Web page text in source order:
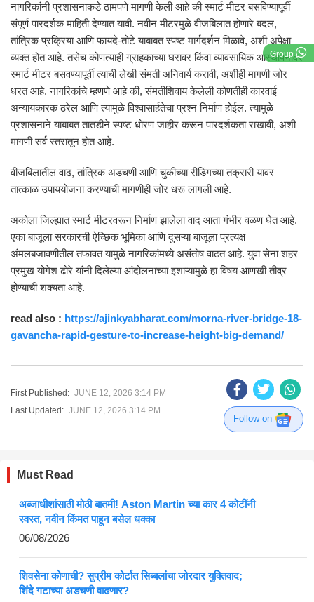
Group
नागरिकांनी प्रशासनाकडे ठामपणे मागणी केली आहे की स्मार्ट मीटर बसविण्यापूर्वी
संपूर्ण पारदर्शक माहिती देण्यात यावी. नवीन मीटरमुळे वीजबिलात होणारे बदल,
तांत्रिक प्रक्रिया आणि फायदे-तोटे याबाबत स्पष्ट मार्गदर्शन मिळावे, अशी अपेक्षा
व्यक्त होत आहे. तसेच कोणत्याही ग्राहकाच्या घरावर किंवा व्यावसायिक आस्थापनावर
स्मार्ट मीटर बसवण्यापूर्वी त्याची लेखी संमती अनिवार्य करावी, अशीही मागणी जोर
धरत आहे. नागरिकांचे म्हणणे आहे की, संमतीशिवाय केलेली कोणतीही कारवाई
अन्यायकारक ठरेल आणि त्यामुळे विश्वासार्हतेचा प्रश्न निर्माण होईल. त्यामुळे
प्रशासनाने याबाबत तातडीने स्पष्ट धोरण जाहीर करून पारदर्शकता राखावी, अशी
मागणी सर्व स्तरातून होत आहे.
वीजबिलातील वाढ, तांत्रिक अडचणी आणि चुकीच्या रीडिंगच्या तक्रारी यावर
तात्काळ उपाययोजना करण्याची मागणीही जोर धरू लागली आहे.
अकोला जिल्ह्यात स्मार्ट मीटरवरून निर्माण झालेला वाद आता गंभीर वळण घेत आहे.
एका बाजूला सरकारची ऐच्छिक भूमिका आणि दुसऱ्या बाजूला प्रत्यक्ष
अंमलबजावणीतील तफावत यामुळे नागरिकांमध्ये असंतोष वाढत आहे. युवा सेना शहर
प्रमुख योगेश ढोरे यांनी दिलेल्या आंदोलनाच्या इशाऱ्यामुळे हा विषय आणखी तीव्र
होण्याची शक्यता आहे.
read also : https://ajinkyabharat.com/morna-river-bridge-18-
gavancha-rapid-gesture-to-increase-height-big-demand/
First Published: JUNE 12, 2026 3:14 PM
Last Updated: JUNE 12, 2026 3:14 PM
Follow on
Must Read
अब्जाधीशांसाठी मोठी बातमी! Aston Martin च्या कार 4 कोटींनी
स्वस्त, नवीन किंमत पाहून बसेल धक्का
06/08/2026
शिवसेना कोणाची? सुप्रीम कोर्टात सिब्बलांचा जोरदार युक्तिवाद;
शिंदे गटाच्या अडचणी वाढणार?